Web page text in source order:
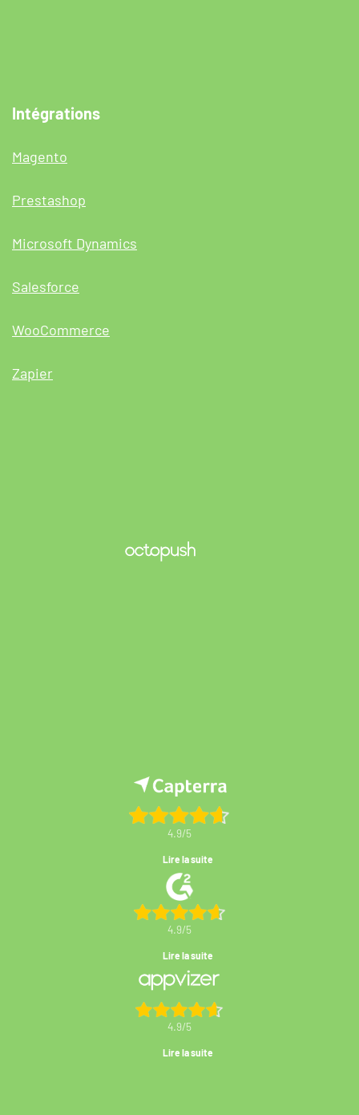
Intégrations
Magento
Prestashop
Microsoft Dynamics
Salesforce
WooCommerce
Zapier
4.9/5
Lire la suite
4.9/5
Lire la suite
4.9/5
Lire la suite